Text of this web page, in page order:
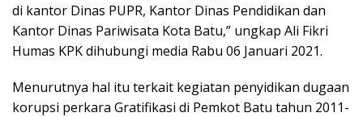
di kantor Dinas PUPR, Kantor Dinas Pendidikan dan
Kantor Dinas Pariwisata Kota Batu,” ungkap Ali Fikri
Humas KPK dihubungi media Rabu 06 Januari 2021.
Menurutnya hal itu terkait kegiatan penyidikan dugaan
korupsi perkara Gratifikasi di Pemkot Batu tahun 2011-